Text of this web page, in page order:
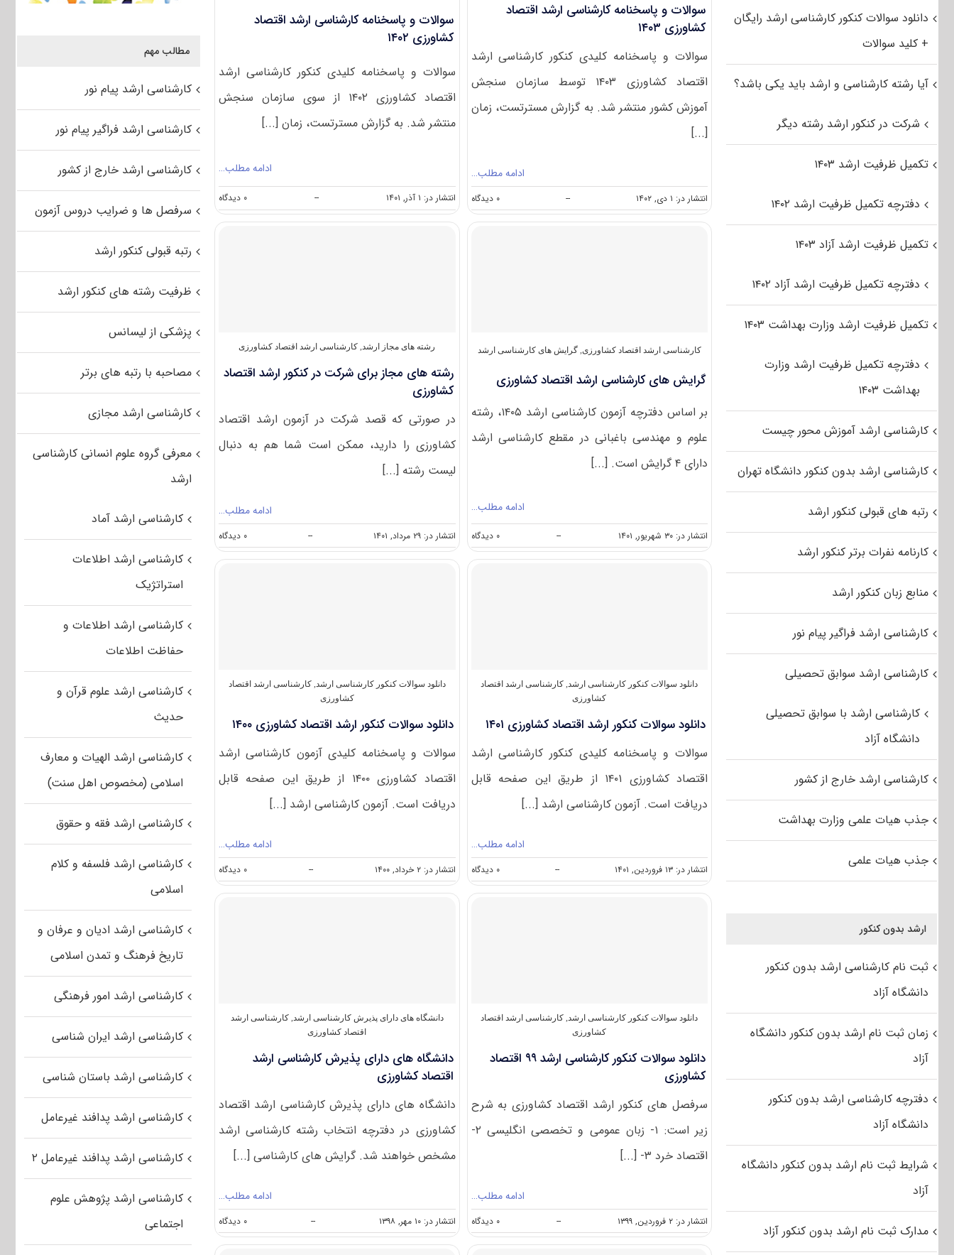
سوالات و پاسخنامه کارشناسی ارشد اقتصاد
کشاورزی ۱۴۰۳
سوالات و پاسخنامه کلیدی کنکور کارشناسی ارشد
اقتصاد کشاورزی ۱۴۰۳ توسط سازمان سنجش
آموزش کشور منتشر شد. به گزارش مسترتست، زمان
[...]
ادامه مطلب…
انتشار در: ۱ دی, ۱۴۰۲ -- ۰ دیدگاه
سوالات
و
سوالات و پاسخنامه کارشناسی ارشد اقتصاد
کشاورزی ۱۴۰۲
سوالات و پاسخنامه کلیدی کنکور کارشناسی ارشد
اقتصاد کشاورزی ۱۴۰۲ از سوی سازمان سنجش
منتشر شد. به گزارش مسترتست، زمان [...]
ادامه مطلب…
انتشار در: ۱ آذر, ۱۴۰۱ -- ۰ دیدگاه
on
سوالات
و
کارشناسی
کشاورزی
کارشناسی ارشد اقتصاد کشاورزی,گرایش های کارشناسی ارشد
گرایش های کارشناسی ارشد اقتصاد کشاورزی
بر اساس دفترچه آزمون کارشناسی ارشد ۱۴۰۵، رشته
علوم و مهندسی باغبانی در مقطع کارشناسی ارشد
دارای ۴ گرایش است. [...]
ادامه مطلب…
انتشار در: ۳۰ شهریور, ۱۴۰۱ -- ۰ دیدگاه
گرایش
های
رشته های مجاز ارشد, کارشناسی ارشد اقتصاد کشاورزی
رشته های مجاز برای شرکت در کنکور ارشد اقتصاد
کشاورزی
در صورتی که قصد شرکت در آزمون ارشد اقتصاد
کشاورزی را دارید، ممکن است شما هم به دنبال
لیست رشته [...]
ادامه مطلب…
انتشار در: ۲۹ مرداد, ۱۴۰۱ -- ۰ دیدگاه
on
رشته
های
کشاورزی
دانلود سوالات کنکور کارشناسی ارشد, کارشناسی ارشد اقتصاد
کشاورزی
دانلود سوالات کنکور ارشد اقتصاد کشاورزی ۱۴۰۱
سوالات و پاسخنامه کلیدی کنکور کارشناسی ارشد
اقتصاد کشاورزی ۱۴۰۱ از طریق این صفحه قابل
دریافت است. آزمون کارشناسی ارشد [...]
ادامه مطلب…
انتشار در: ۱۳ فروردین, ۱۴۰۱ -- ۰ دیدگاه
دانلود
سوالات
دانلود سوالات کنکور کارشناسی ارشد,کارشناسی ارشد اقتصاد
کشاورزی
دانلود سوالات کنکور ارشد اقتصاد کشاورزی ۱۴۰۰
سوالات و پاسخنامه کلیدی آزمون کارشناسی ارشد
اقتصاد کشاورزی ۱۴۰۰ از طریق این صفحه قابل
دریافت است. آزمون کارشناسی ارشد [...]
ادامه مطلب…
انتشار در: ۲ خرداد, ۱۴۰۰ -- ۰ دیدگاه
on
دانلود
سوالات
دانلود سوالات کنکور کارشناسی ارشد, کارشناسی ارشد اقتصاد
کشاورزی
دانلود سوالات کنکور کارشناسی ارشد ۹۹ اقتصاد
کشاورزی
سرفصل های کنکور ارشد اقتصاد کشاورزی به شرح
زیر است: ۱- زبان عمومی و تخصصی انگلیسی ۲-
اقتصاد خرد ۳- [...]
ادامه مطلب…
انتشار در: ۲ فروردین, ۱۳۹۹ -- ۰ دیدگاه
دانلود
سوالات
دانشگاه های دارای پذیرش کارشناسی ارشد,کارشناسی ارشد
اقتصاد کشاورزی
دانشگاه های دارای پذیرش کارشناسی ارشد
اقتصاد کشاورزی
دانشگاه های دارای پذیرش کارشناسی ارشد اقتصاد
کشاورزی در دفترچه انتخاب رشته کارشناسی ارشد
مشخص خواهند شد. گرایش های کارشناسی [...]
ادامه مطلب…
انتشار در: ۱۰ مهر, ۱۳۹۸ -- ۰ دیدگاه
on
دانشگاه
های
مطالب مهم
کارشناسی ارشد پیام نور
کارشناسی ارشد فراگیر پیام نور
کارشناسی ارشد خارج از کشور
سرفصل ها و ضرایب دروس آزمون
رتبه قبولی کنکور ارشد
ظرفیت رشته های کنکور ارشد
پزشکی از لیسانس
مصاحبه با رتبه های برتر
کارشناسی ارشد مجازی
معرفی گروه علوم انسانی کارشناسی
ارشد
کارشناسی ارشد آماد
کارشناسی ارشد اطلاعات
استراتژیک
کارشناسی ارشد اطلاعات و
حفاظت اطلاعات
کارشناسی ارشد علوم قرآن و
حدیث
کارشناسی ارشد الهیات و معارف
اسلامی (مخصوص اهل سنت)
کارشناسی ارشد فقه و حقوق
کارشناسی ارشد فلسفه و کلام
اسلامی
کارشناسی ارشد ادیان و عرفان و
تاریخ فرهنگ و تمدن اسلامی
کارشناسی ارشد امور فرهنگی
کارشناسی ارشد ایران شناسی
کارشناسی ارشد باستان شناسی
کارشناسی ارشد پدافند غیرعامل
کارشناسی ارشد پدافند غیرعامل ۲
کارشناسی ارشد پژوهش علوم
اجتماعی
دانلود سوالات کنکور کارشناسی ارشد رایگان
+ کلید سوالات
آیا رشته کارشناسی و ارشد باید یکی باشد؟
شرکت در کنکور ارشد رشته دیگر
تکمیل ظرفیت ارشد ۱۴۰۳
دفترچه تکمیل ظرفیت ارشد ۱۴۰۲
تکمیل ظرفیت ارشد آزاد ۱۴۰۳
دفترچه تکمیل ظرفیت ارشد آزاد ۱۴۰۲
تکمیل ظرفیت ارشد وزارت بهداشت ۱۴۰۳
دفترچه تکمیل ظرفیت ارشد وزارت
بهداشت ۱۴۰۳
کارشناسی ارشد آموزش محور چیست
کارشناسی ارشد بدون کنکور دانشگاه تهران
رتبه های قبولی کنکور ارشد
کارنامه نفرات برتر کنکور ارشد
منابع زبان کنکور ارشد
کارشناسی ارشد فراگیر پیام نور
کارشناسی ارشد سوابق تحصیلی
کارشناسی ارشد با سوابق تحصیلی
دانشگاه آزاد
کارشناسی ارشد خارج از کشور
جذب هیات علمی وزارت بهداشت
جذب هیات علمی
ارشد بدون کنکور
ثبت نام کارشناسی ارشد بدون کنکور
دانشگاه آزاد
زمان ثبت نام ارشد بدون کنکور دانشگاه
آزاد
دفترچه کارشناسی ارشد بدون کنکور
دانشگاه آزاد
شرایط ثبت نام ارشد بدون کنکور دانشگاه
آزاد
مدارک ثبت نام ارشد بدون کنکور آزاد